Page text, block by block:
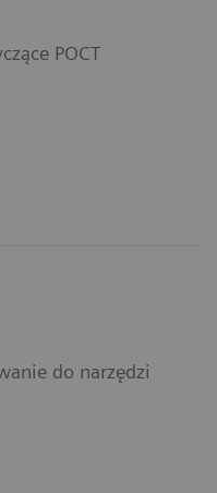
POCT
do narzędzi